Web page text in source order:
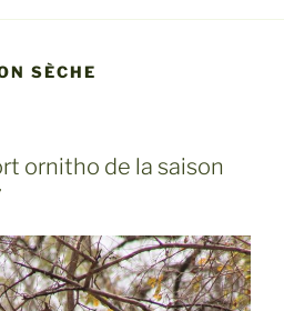
SÈCHE
ornitho de la saison